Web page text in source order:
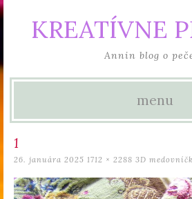
KREATÍVNE
Annin blog o
menu
1
26. januára 2025 1712 × 2288 3D